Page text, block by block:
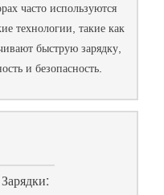
часто используются
технологии, такие как
быструю зарядку,
и безопасность.